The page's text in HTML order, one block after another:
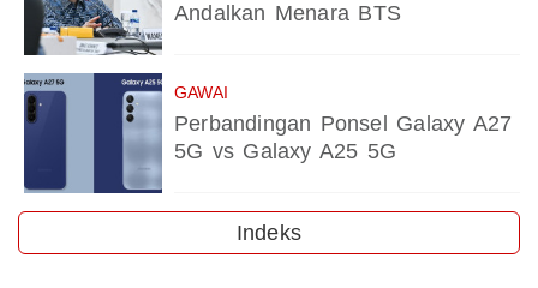
Andalkan Menara BTS
GAWAI
Perbandingan Ponsel Galaxy A27
5G vs Galaxy A25 5G
Indeks